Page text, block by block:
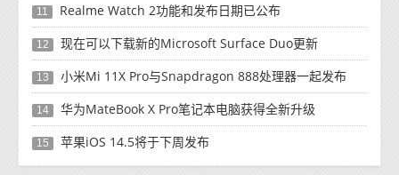
11 Realme Watch 2功能和发布日期已公布
12 现在可以下载新的Microsoft Surface Duo更新
13 小米Mi 11X Pro与Snapdragon 888处理器一起发布
14 华为MateBook X Pro笔记本电脑获得全新升级
15 苹果iOS 14.5将于下周发布